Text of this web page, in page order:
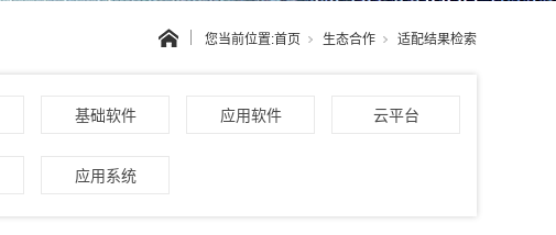
您当前位置:首页 生态合作 适配结果检索
基础软件 应用软件 云平台
应用系统